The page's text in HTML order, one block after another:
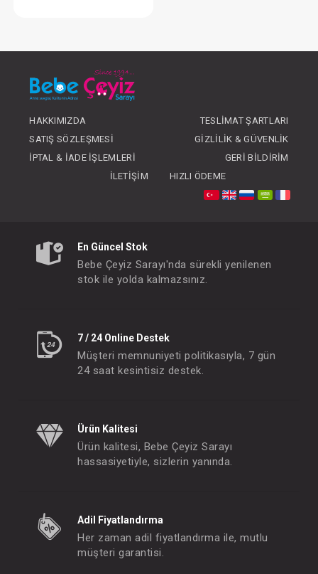
OLUNUZ
HAKKIMIZDA
TESLIMAT ŞARTLARI
SATIŞ SÖZLEŞMESI
GIZLILIK & GÜVENLIK
İPTAL & İADE İŞLEMLERI
GERI BILDIRIM
İLETIŞIM
HIZLI ÖDEME
En Güncel Stok
Bebe Çeyiz Sarayı'nda sürekli yenilenen
stok ile yolda kalmazsınız.
7 / 24 Online Destek
Müşteri memnuniyeti politikasıyla, 7 gün
24 saat kesintisiz destek.
Ürün Kalitesi
Ürün kalitesi, Bebe Çeyiz Sarayı
hassasiyetiyle, sizlerin yanında.
Adil Fiyatlandırma
Her zaman adil fiyatlandırma ile, mutlu
müşteri garantisi.